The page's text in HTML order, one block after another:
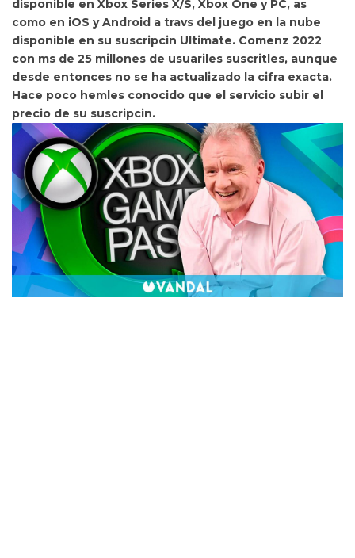
disponible en Xbox Series X/S, Xbox One y PC, as
como en iOS y Android a travs del juego en la nube
disponible en su suscripcin Ultimate. Comenz 2022
con ms de 25 millones de usuariles suscritles, aunque
desde entonces no se ha actualizado la cifra exacta.
Hace poco hemles conocido que el servicio subir el
precio de su suscripcin.